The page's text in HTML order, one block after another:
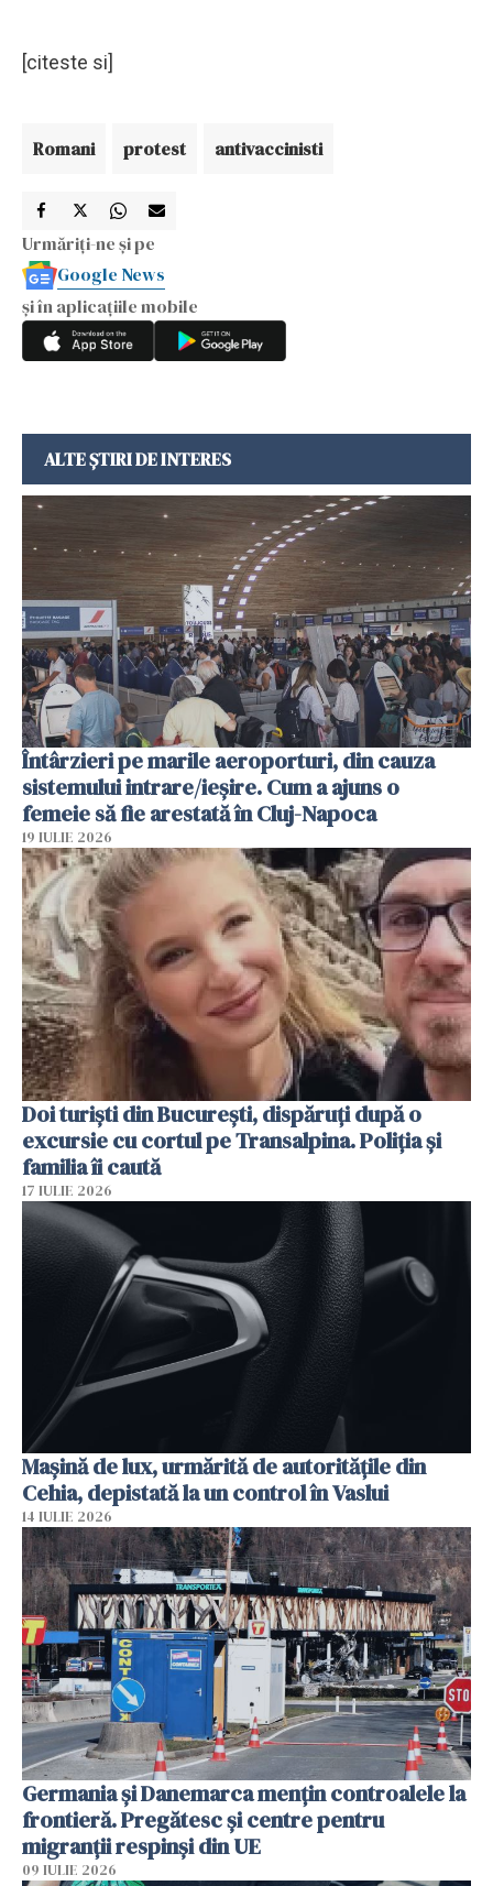
[citeste si]
Romani protest antivaccinisti
Urmăriți-ne și pe
Google News
și în aplicațiile mobile
ALTE ȘTIRI DE INTERES
Întârzieri pe marile aeroporturi, din cauza
sistemului intrare/ieșire. Cum a ajuns o
femeie să fie arestată în Cluj-Napoca
19 IULIE 2026
Doi turiști din București, dispăruți după o
excursie cu cortul pe Transalpina. Poliția și
familia îi caută
17 IULIE 2026
Mașină de lux, urmărită de autoritățile din
Cehia, depistată la un control în Vaslui
14 IULIE 2026
Germania și Danemarca mențin controalele la
frontieră. Pregătesc și centre pentru
migranții respinși din UE
09 IULIE 2026